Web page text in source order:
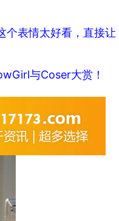
个表情太好看，直接让
与Coser大赏！